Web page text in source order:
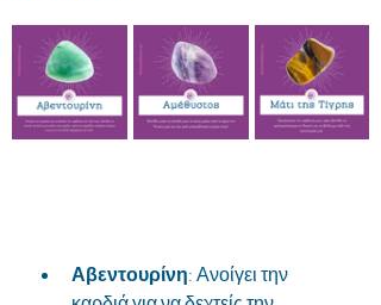
Αβεντουρίνη: Ανοίγει την